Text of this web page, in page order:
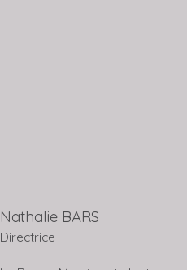
Nathalie BARS
Directrice